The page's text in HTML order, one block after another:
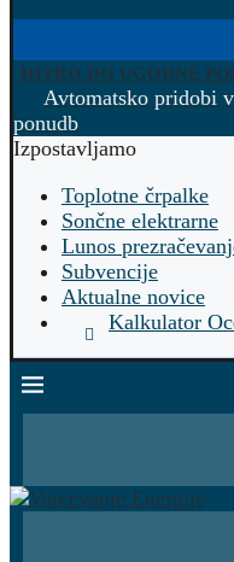
HITRO DO UGODNE
Avtomatsko pridobi
ponudb
Izpostavljamo
Toplotne črpalke
Sončne elektrarne
Lunos
Subvencije
Aktualne novice
Kalkulator